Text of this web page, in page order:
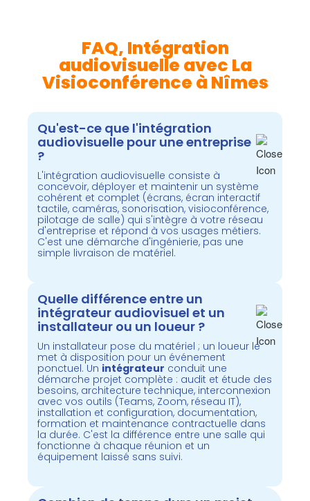
FAQ, Intégration
audiovisuelle avec La
Visioconférence à Nîmes
Qu'est-ce que l'intégration
audiovisuelle pour une entreprise
?
L'intégration audiovisuelle consiste à
concevoir, déployer et maintenir un système
cohérent et complet (écrans, écran interactif
tactile, caméras, sonorisation, visioconférence,
pilotage de salle) qui s'intègre à votre réseau
d'entreprise et répond à vos usages métiers.
C'est une démarche d'ingénierie, pas une
simple livraison de matériel.
Quelle différence entre un
intégrateur audiovisuel et un
installateur ou un loueur ?
Un installateur pose du matériel ; un loueur le
met à disposition pour un événement
ponctuel. Un intégrateur conduit une
démarche projet complète : audit et étude des
besoins, architecture technique, interconnexion
avec vos outils (Teams, Zoom, réseau IT),
installation et configuration, documentation,
formation et maintenance contractuelle dans
la durée. C'est la différence entre une salle qui
fonctionne à chaque réunion et un
équipement laissé sans suivi.